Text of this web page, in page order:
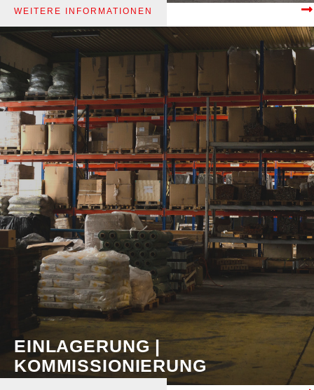
WEITERE INFORMATIONEN
EINLAGERUNG |
KOMMISSIONIERUNG